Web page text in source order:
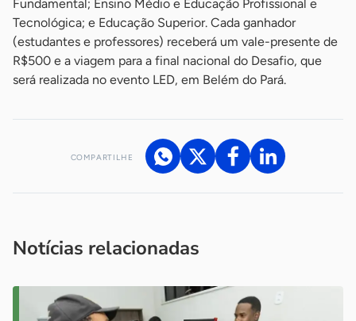
Fundamental; Ensino Médio e Educação Profissional e
Tecnológica; e Educação Superior. Cada ganhador
(estudantes e professores) receberá um vale-presente de
R$500 e a viagem para a final nacional do Desafio, que
será realizada no evento LED, em Belém do Pará.
COMPARTILHE
Notícias relacionadas